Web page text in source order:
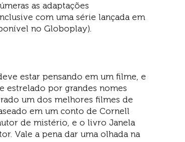
as adaptações
com uma série lançada em
no Globoplay).
estar pensando em um filme, e
estrelado por grandes nomes
um dos melhores filmes de
em um conto de Cornell
de mistério, e o livro Janela
Vale a pena dar uma olhada na